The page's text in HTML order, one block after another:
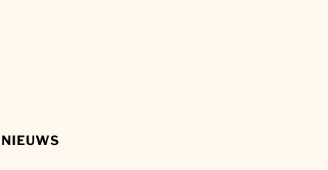
NIEUWS